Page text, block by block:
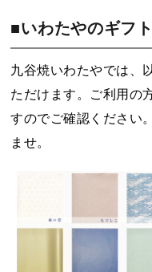
■いわたやのギフ
九谷焼いわたやでは、
ただけます。ご利用の
すのでご確認ください
ませ。